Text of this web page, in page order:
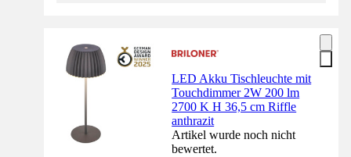
LED Akku Tischleuchte mit
Touchdimmer 2W 200 lm
2700 K H 36,5 cm Riffle
anthrazit
Artikel wurde noch nicht
bewertet.